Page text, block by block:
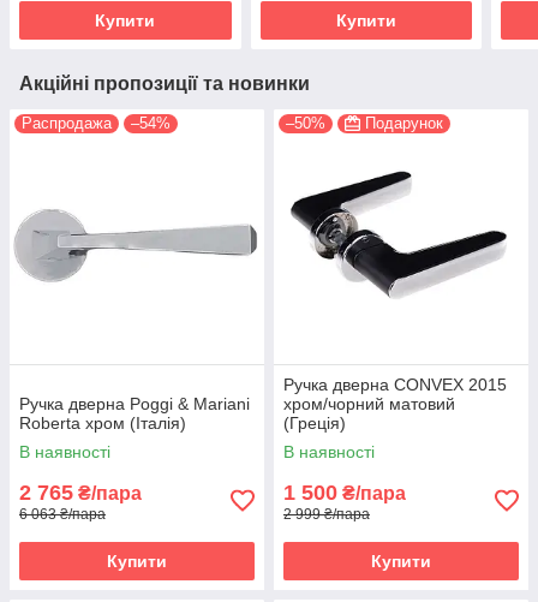
Купити Купити
Акційні пропозиції та новинки
Распродажа –54%
Ручка дверна Poggi & Mariani
Roberta хром (Італія)
В наявності
2 765 ₴/пара
6 063 ₴/пара
Купити
–50% Подарунок
Ручка дверна CONVEX 2015
хром/чорний матовий
(Греція)
В наявності
1 500 ₴/пара
2 999 ₴/пара
Купити